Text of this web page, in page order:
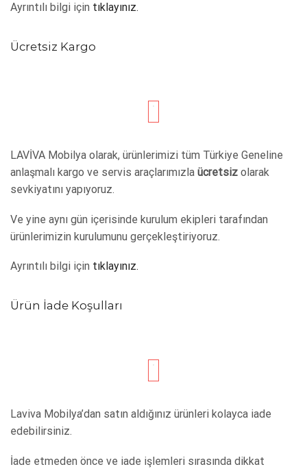
Ayrıntılı bilgi için tıklayınız.
Ücretsiz Kargo
LAVİVA Mobilya olarak, ürünlerimizi tüm Türkiye Geneline
anlaşmalı kargo ve servis araçlarımızla ücretsiz olarak
sevkiyatını yapıyoruz.
Ve yine aynı gün içerisinde kurulum ekipleri tarafından
ürünlerimizin kurulumunu gerçekleştiriyoruz.
Ayrıntılı bilgi için tıklayınız.
Ürün İade Koşulları
Laviva Mobilya’dan satın aldığınız ürünleri kolayca iade
edebilirsiniz.
İade etmeden önce ve iade işlemleri sırasında dikkat